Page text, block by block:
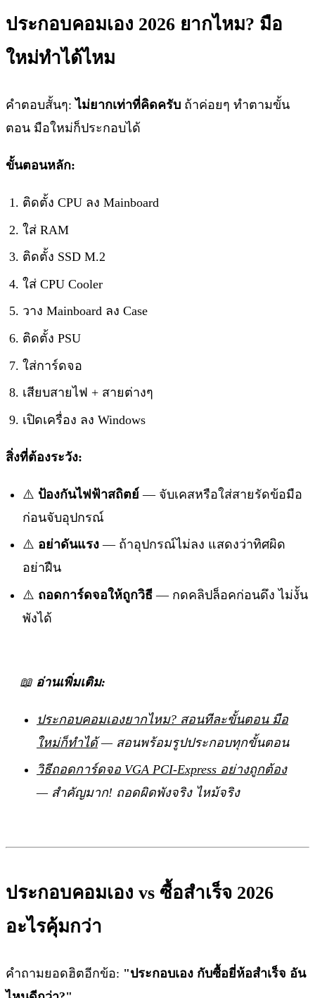
ประกอบคอมเอง 2026 ยากไหม? มือ
ใหม่ทำได้ไหม
คำตอบสั้นๆ:ไม่ยากเท่าที่คิดครับ ถ้าค่อยๆ ทำตามขั้น
ตอน มือใหม่ก็ประกอบได้
ขั้นตอนหลัก:
ติดตั้ง CPU ลง Mainboard
ใส่ RAM
ติดตั้ง SSD M.2
ใส่ CPU Cooler
วาง Mainboard ลง Case
ติดตั้ง PSU
ใส่การ์ดจอ
เสียบสายไฟ + สายต่างๆ
เปิดเครื่อง ลง Windows
สิ่งที่ต้องระวัง:
⚠️ ป้องกันไฟฟ้าสถิตย์ — จับเคสหรือใส่สายรัดข้อมือ
ก่อนจับอุปกรณ์
⚠️ อย่าดันแรง — ถ้าอุปกรณ์ไม่ลง แสดงว่าทิศผิด
อย่าฝืน
⚠️ ถอดการ์ดจอให้ถูกวิธี — กดคลิปล็อคก่อนดึง ไม่งั้น
พังได้
📖 อ่านเพิ่มเติม:
ประกอบคอมเองยากไหม? สอนทีละขั้นตอน มือ
ใหม่ก็ทำได้— สอนพร้อมรูปประกอบทุกขั้นตอน
วิธีถอดการ์ดจอ VGA PCI-Express อย่างถูกต้อง
— สำคัญมาก! ถอดผิดพังจริง ไหม้จริง
ประกอบคอมเอง vs ซื้อสำเร็จ 2026
อะไรคุ้มกว่า
คำถามยอดฮิตอีกข้อ: "ประกอบเอง กับซื้อยี่ห้อสำเร็จ อัน